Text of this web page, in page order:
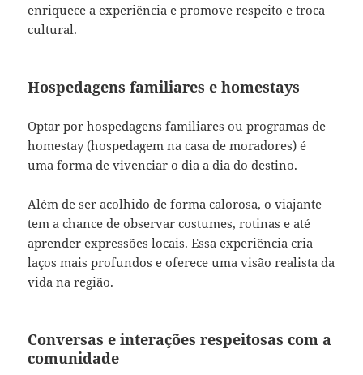
enriquece a experiência e promove respeito e troca
cultural.
Hospedagens familiares e homestays
Optar por hospedagens familiares ou programas de
homestay (hospedagem na casa de moradores) é
uma forma de vivenciar o dia a dia do destino.
Além de ser acolhido de forma calorosa, o viajante
tem a chance de observar costumes, rotinas e até
aprender expressões locais. Essa experiência cria
laços mais profundos e oferece uma visão realista da
vida na região.
Conversas e interações respeitosas com a
comunidade